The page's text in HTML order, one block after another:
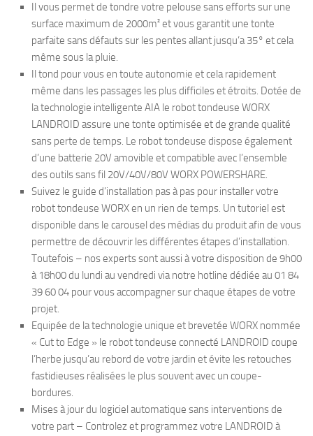
Il vous permet de tondre votre pelouse sans efforts sur une
surface maximum de 2000m² et vous garantit une tonte
parfaite sans défauts sur les pentes allant jusqu’a 35° et cela
même sous la pluie.
Il tond pour vous en toute autonomie et cela rapidement
même dans les passages les plus difficiles et étroits. Dotée de
la technologie intelligente AIA le robot tondeuse WORX
LANDROID assure une tonte optimisée et de grande qualité
sans perte de temps. Le robot tondeuse dispose également
d’une batterie 20V amovible et compatible avec l’ensemble
des outils sans fil 20V/40V/80V WORX POWERSHARE.
Suivez le guide d’installation pas à pas pour installer votre
robot tondeuse WORX en un rien de temps. Un tutoriel est
disponible dans le carousel des médias du produit afin de vous
permettre de découvrir les différentes étapes d’installation.
Toutefois – nos experts sont aussi à votre disposition de 9h00
à 18h00 du lundi au vendredi via notre hotline dédiée au 01 84
39 60 04 pour vous accompagner sur chaque étapes de votre
projet.
Equipée de la technologie unique et brevetée WORX nommée
« Cut to Edge » le robot tondeuse connecté LANDROID coupe
l’herbe jusqu’au rebord de votre jardin et évite les retouches
fastidieuses réalisées le plus souvent avec un coupe-
bordures.
Mises à jour du logiciel automatique sans interventions de
votre part – Controlez et programmez votre LANDROID à